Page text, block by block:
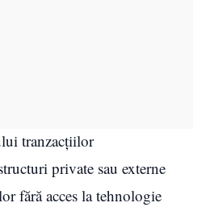
tranzacțiilor
private sau externe
fără acces la tehnologie